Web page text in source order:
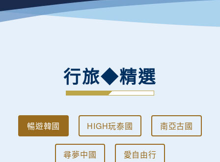
行旅◆精選
暢遊韓國 HIGH玩泰國 南亞古國
尋夢中國 愛自由行